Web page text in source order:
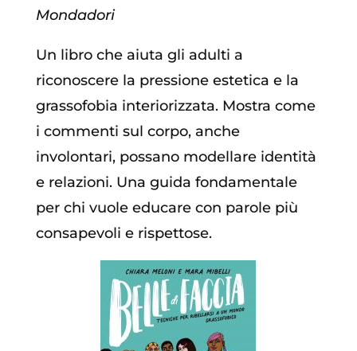
Mondadori
Un libro che aiuta gli adulti a
riconoscere la pressione estetica e la
grassofobia interiorizzata. Mostra come
i commenti sul corpo, anche
involontari, possano modellare identità
e relazioni. Una guida fondamentale
per chi vuole educare con parole più
consapevoli e rispettose.